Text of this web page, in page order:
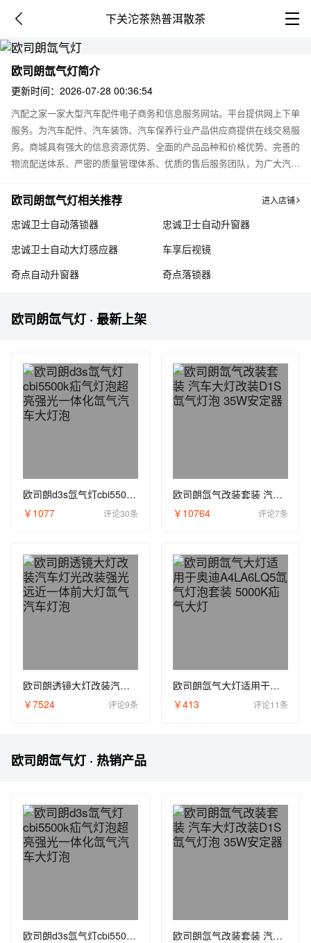
下关沱茶熟普洱散茶
欧司朗氙气灯简介
更新时间：2026-07-28 00:36:54
汽配之家一家大型汽车配件电子商务和信息服务网站。平台提供网上下单
服务。为汽车配件、汽车装饰、汽车保养行业产品供应商提供在线交易服
务。商城具有强大的信息资源优势、全面的产品品种和价格优势、完善的
物流配送体系、严密的质量管理体系、优质的售后服务团队，为广大汽车
先进的电子商务应用模式，全力促进本行业的进步和发展。本商城为欧司
台了解欧司朗氙气灯价格，欧司朗氙气灯图片及产品使用说明。了解到，
大量的用户向我们咨询有关欧司朗氙气灯的相关问题，比如：欧司朗氙气
气灯图片，欧司朗氙气灯厂家等。关于此类问题，用户都可以在我们平台
欧司朗氙气灯相关推荐 进入店铺
忠诚卫士自动落锁器
忠诚卫士自动升窗器
忠诚卫士自动大灯感应器
车享后视镜
奇点自动升窗器
奇点落锁器
欧司朗氙气灯 · 最新上架
欧司朗d3s氙气灯cbi5500k疝气灯泡超亮强光一体化氙气汽车大灯泡
￥1077
评论30条
欧司朗氙气改装套装 汽车大灯改装D1S氙气灯泡 35W安定器
￥10764
评论7条
欧司朗透镜大灯改装汽车灯光改装强光远近一体前大灯氙气汽车灯泡
￥7524
评论9条
欧司朗氙气大灯适用于奥迪A4LA6LQ5氙气灯泡套装 5000K疝气大灯
￥413
评论11条
欧司朗氙气灯 · 热销产品
欧司朗d3s氙气灯cbi5500k疝气灯泡超亮强光一体化氙气汽车大灯泡
欧司朗氙气改装套装 汽车大灯改装D1S氙气灯泡 35W安定器